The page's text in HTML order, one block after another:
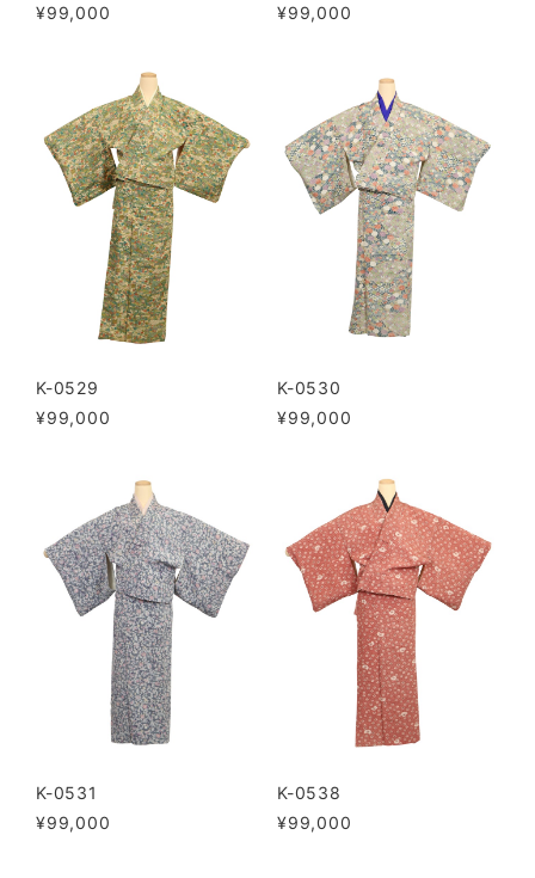
¥99,000
¥99,000
K-0529
¥99,000
K-0530
¥99,000
K-0531
¥99,000
K-0538
¥99,000